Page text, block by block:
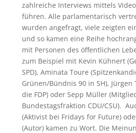
zahlreiche Interviews mittels
führen. Alle parlamentarisch
wurden angefragt, viele zeigten
und so kamen eine Reihe
mit Personen des öffentlichen
zum Beispiel mit Kevin Kühnert
SPD), Aminata Toure
Grünen/Bündnis 90 in SH),
die FDP) oder Sepp Müller
Bundestagsfraktion CDU/CSU).
(Aktivist bei Fridays for Future)
(Autor) kamen zu Wort. Die